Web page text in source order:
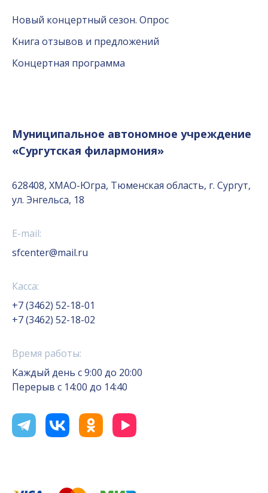
Новый концертный сезон. Опрос
Книга отзывов и предложений
Концертная программа
Муниципальное автономное учреждение
«Сургутская филармония»
628408, ХМАО-Югра, Тюменская область, г. Сургут,
ул. Энгельса, 18
E-mail:
sfcenter@mail.ru
Касса:
+7 (3462) 52-18-01
+7 (3462) 52-18-02
Время работы:
Каждый день с 9:00 до 20:00
Перерыв с 14:00 до 14:40